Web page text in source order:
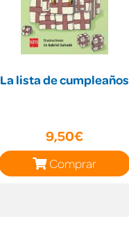
La lista de cumpleaños
9,50€
Comprar